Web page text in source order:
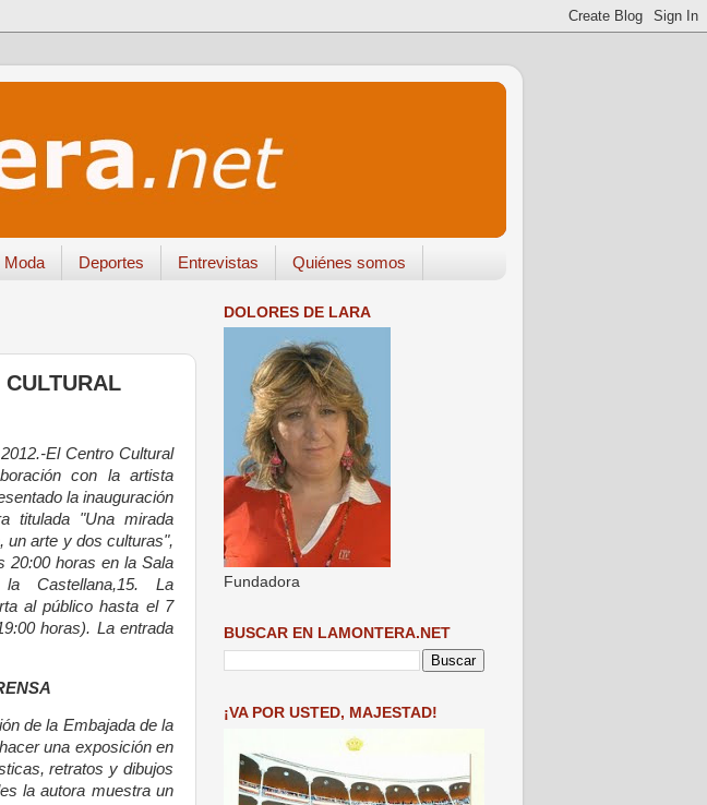
Moda Deportes Entrevistas Quiénes somos
El Centro Cultural
con la artista
la inauguración
titulada "Una mirada
un arte y dos culturas",
20:00 horas en la Sala
Castellana,15. La
al público hasta el 7
horas). La entrada
de la Embajada de la
una exposición en
retratos y dibujos
la autora muestra un
DOLORES DE LARA
Fundadora
BUSCAR EN LAMONTERA.NET
¡VA POR USTED, MAJESTAD!